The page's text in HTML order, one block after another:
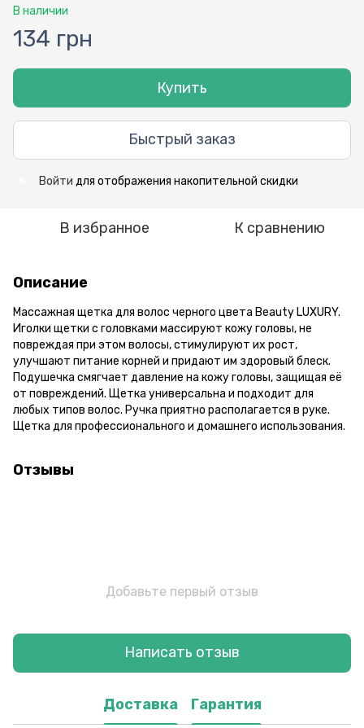
В наличии
134 грн
Купить
Быстрый заказ
Войти для отображения накопительной скидки
В избранное К сравнению
Описание
Массажная щетка для волос черного цвета Beauty LUXURY.
Иголки щетки с головками массируют кожу головы, не
повреждая при этом волосы, стимулируют их рост,
улучшают питание корней и придают им здоровый блеск.
Подушечка смягчает давление на кожу головы, защищая её
от повреждений. Щетка универсальна и подходит для
любых типов волос. Ручка приятно располагается в руке.
Щетка для профессионального и домашнего использования.
Отзывы
Добавьте первый отзыв
Написать отзыв
Доставка Гарантия